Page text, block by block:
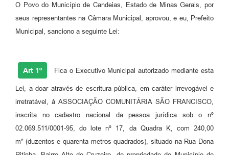
Fila de espera SUS
Publicações
Vigilância em Saúde
Plano Diretor
Farmácia Municipal
O Povo do Município de Candeias, Estado de Minas Gerais, por
seus representantes na Câmara Municipal, aprovou, e eu, Prefeito
Municipal, sanciono a seguinte Lei:
Art 1º Fica o Executivo Municipal autorizado mediante esta
Lei, a doar através de escritura pública, em caráter irrevogável e
irretratável, à ASSOCIAÇÃO COMUNITÁRIA SÃO FRANCISCO,
inscrita no cadastro nacional da pessoa jurídica sob o nº
02.069.511/0001-95, do lote nº 17, da Quadra K, com 240,00
m² (duzentos e quarenta metros quadrados), situado na Rua Dona